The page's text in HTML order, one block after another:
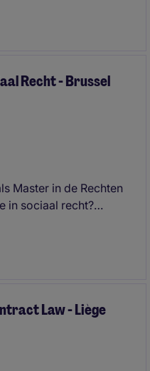
sparringpartner voor
senior management en
Recht - Brussel
Master in de Rechten
in sociaal recht?
vanaf dag één
adviseren en jezelf
Law - Liège